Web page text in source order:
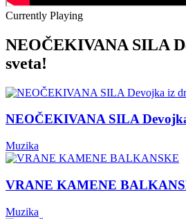
Currently Playing
NEOČEKIVANA SILA
sveta!
NEOČEKIVANA SILA
Muzika
VRANE KAMENE
Muzika